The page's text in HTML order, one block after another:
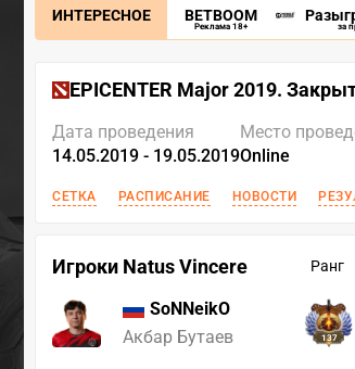
ИНТЕРЕСНОЕ BETBOOM
Реклама 18+ за
EPICENTER Major 2019.
Дата проведения
14.05.2019 - 19.05.2019
Место
Online
СЕТКА РАСПИСАНИЕ НОВОСТИ
Игроки Natus Vincere Ранг
SoNNeikO
Акбар Бутаев
137